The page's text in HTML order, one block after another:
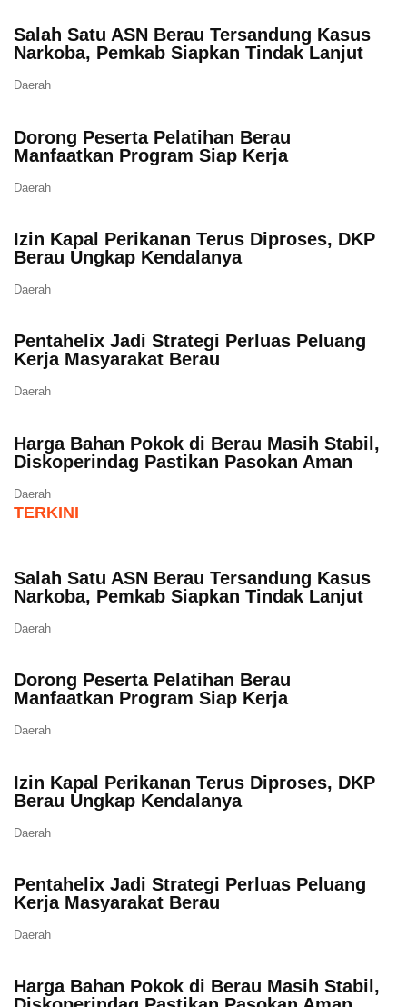
Salah Satu ASN Berau Tersandung Kasus
Narkoba, Pemkab Siapkan Tindak Lanjut
Daerah
Dorong Peserta Pelatihan Berau
Manfaatkan Program Siap Kerja
Daerah
Izin Kapal Perikanan Terus Diproses, DKP
Berau Ungkap Kendalanya
Daerah
Pentahelix Jadi Strategi Perluas Peluang
Kerja Masyarakat Berau
Daerah
Harga Bahan Pokok di Berau Masih Stabil,
Diskoperindag Pastikan Pasokan Aman
Daerah
TERKINI
Salah Satu ASN Berau Tersandung Kasus
Narkoba, Pemkab Siapkan Tindak Lanjut
Daerah
Dorong Peserta Pelatihan Berau
Manfaatkan Program Siap Kerja
Daerah
Izin Kapal Perikanan Terus Diproses, DKP
Berau Ungkap Kendalanya
Daerah
Pentahelix Jadi Strategi Perluas Peluang
Kerja Masyarakat Berau
Daerah
Harga Bahan Pokok di Berau Masih Stabil,